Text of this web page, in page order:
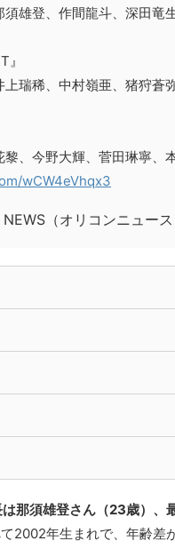
須雄登、作間龍斗、深田竜
』
上瑞稀、中村嶺亜、猪狩蒼
黎、今野大輝、菅田琳寧、
wCW4eVhqx3
（オリコンニュー
那須雄登さん（23歳）、
2002年生まれで、年齢差